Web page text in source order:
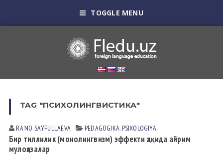
TOGGLE MENU
TAG "ПСИХОЛИНГВИСТИКА"
RAʼNO SАYFULLАEVА PEDАGOGIKА. PSIXOLOGIYA
Бир тиллилик (монолингвизм) эффекти ҳақида айрим
мулоҳазалар